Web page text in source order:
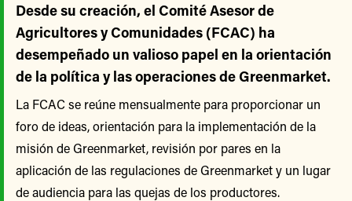
Desde su creación, el Comité Asesor de
Agricultores y Comunidades (FCAC) ha
desempeñado un valioso papel en la orientación
de la política y las operaciones de Greenmarket.
La FCAC se reúne mensualmente para proporcionar un
foro de ideas, orientación para la implementación de la
misión de Greenmarket, revisión por pares en la
aplicación de las regulaciones de Greenmarket y un lugar
de audiencia para las quejas de los productores.